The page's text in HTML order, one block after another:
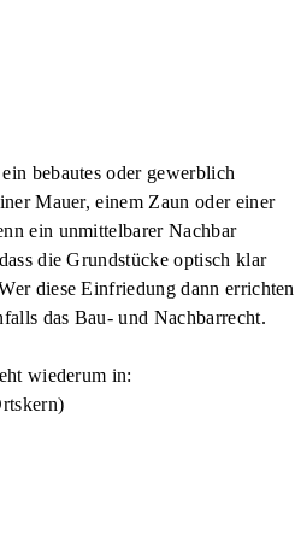
bebautes oder gewerblich
Mauer, einem Zaun oder einer
ein unmittelbarer Nachbar
die Grundstücke optisch klar
diese Einfriedung dann errichten
das Bau- und Nachbarrecht.
wiederum in: